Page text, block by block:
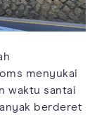
menyukai
waktu santai
berderet